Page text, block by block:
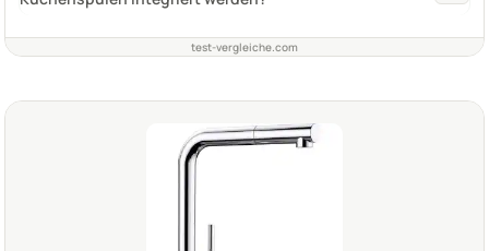
test-vergleiche.com